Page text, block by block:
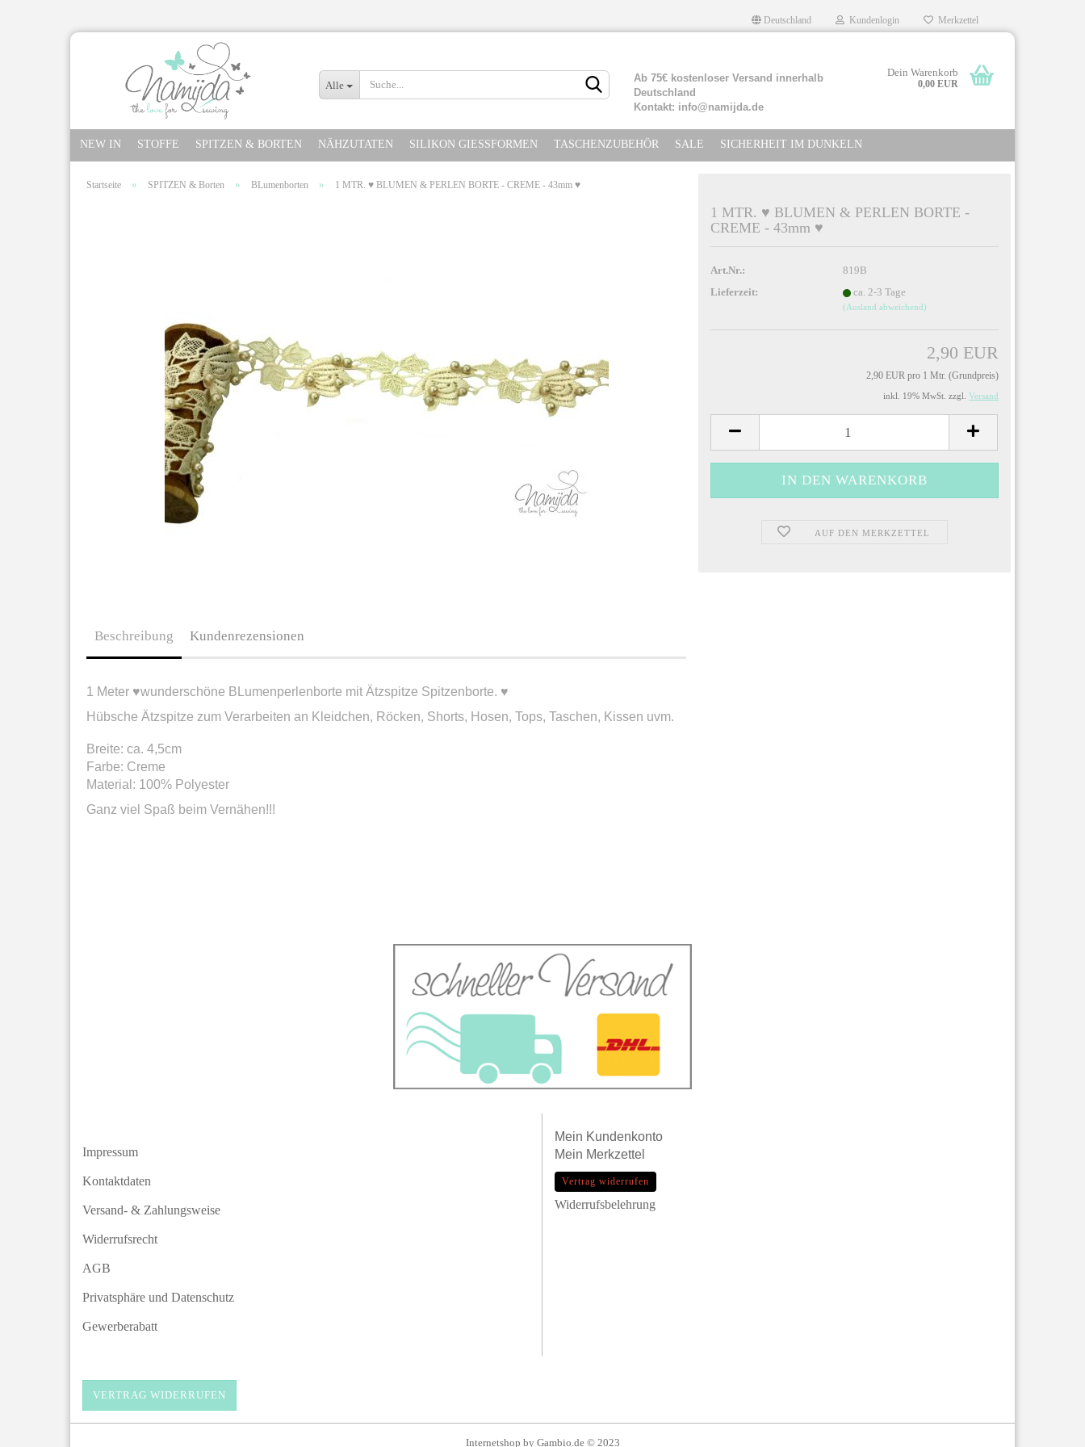
Deutschland Kundenlogin
Passwort vergessen?
Merkzettel
Alle
Ab 75€ kostenloser Versand innerhalb
Deutschland
Kontakt: info@namijda.de
Dein Warenkorb
0,00 EUR
NEW IN STOFFE SPITZEN & BORTEN NÄHZUTATEN SILIKON GIESSFORMEN TASCHENZUBEHÖR SALE SICHERHEIT IM DUNKELN
Startseite » SPITZEN & Borten » BLumenborten » 1 MTR. ♥ BLUMEN & PERLEN BORTE - CREME - 43mm ♥
1 MTR. ♥ BLUMEN & PERLEN BORTE -
CREME - 43mm ♥
Art.Nr.:
819B
Lieferzeit:
ca. 2-3 Tage
(Ausland abweichend)
2,90 EUR
2,90 EUR pro 1 Mtr. (Grundpreis)
inkl. 19% MwSt. zzgl. Versand
AUF DEN MERKZETTEL
Beschreibung Kundenrezensionen
1 Meter ♥wunderschöne BLumenperlenborte mit Ätzspitze Spitzenborte. ♥
Hübsche Ätzspitze zum Verarbeiten an Kleidchen, Röcken, Shorts, Hosen, Tops, Taschen, Kissen uvm.
Breite: ca. 4,5cm
Farbe: Creme
Material: 100% Polyester
Ganz viel Spaß beim Vernähen!!!
Impressum
Kontaktdaten
Versand- & Zahlungsweise
Widerrufsrecht
AGB
Privatsphäre und Datenschutz
Gewerberabatt
Mein Kundenkonto
Mein Merkzettel
Vertrag widerrufen
Widerrufsbelehrung
VERTRAG WIDERRUFEN
Internetshop by Gambio.de © 2023